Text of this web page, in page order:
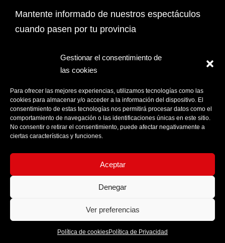
Gestionar el consentimiento de
las cookies
Para ofrecer las mejores experiencias, utilizamos tecnologías como las
cookies para almacenar y/o acceder a la información del dispositivo. El
consentimiento de estas tecnologías nos permitirá procesar datos como el
comportamiento de navegación o las identificaciones únicas en este sitio.
No consentir o retirar el consentimiento, puede afectar negativamente a
ciertas características y funciones.
Aceptar
Denegar
Ver preferencias
Política de cookiesPolítica de Privacidad
Mantente informado de nuestros espectáculos
cuando pasen por tu provincia
Email Address*
PROVINCIA
Acepto laPolítica de privacidad